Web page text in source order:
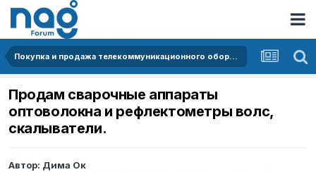
Покупка и продажа телекоммуникационного оборудования
Продам сварочные аппараты
оптоволокна и рефлектометры волс,
скалыватели.
Автор: Дима Ок